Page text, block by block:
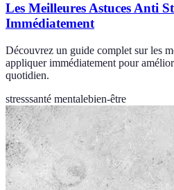
Les Meilleures Astuces Anti
Immédiatement
Découvrez un guide complet sur les
appliquer immédiatement pour
quotidien.
stresssanté mentalebien-être